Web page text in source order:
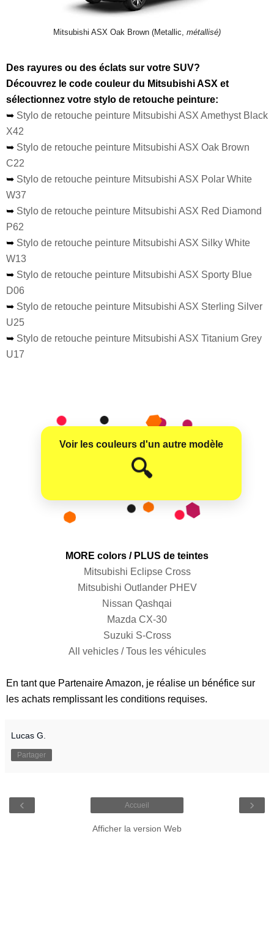
Mitsubishi ASX Oak Brown (Metallic, métallisé)
Des rayures ou des éclats sur votre SUV?
Découvrez le code couleur du Mitsubishi ASX et
sélectionnez votre stylo de retouche peinture:
➥ Stylo de retouche peinture Mitsubishi ASX Amethyst Black
X42
➥ Stylo de retouche peinture Mitsubishi ASX Oak Brown
C22
➥ Stylo de retouche peinture Mitsubishi ASX Polar White
W37
➥ Stylo de retouche peinture Mitsubishi ASX Red Diamond
P62
➥ Stylo de retouche peinture Mitsubishi ASX Silky White
W13
➥ Stylo de retouche peinture Mitsubishi ASX Sporty Blue
D06
➥ Stylo de retouche peinture Mitsubishi ASX Sterling Silver
U25
➥ Stylo de retouche peinture Mitsubishi ASX Titanium Grey
U17
😊
Voir les couleurs d'un autre modèle
🔍
MORE colors / PLUS de teintes
Mitsubishi Eclipse Cross
Mitsubishi Outlander PHEV
Nissan Qashqai
Mazda CX-30
Suzuki S-Cross
All vehicles / Tous les véhicules
En tant que Partenaire Amazon, je réalise un bénéfice sur
les achats remplissant les conditions requises.
Lucas G.
Partager
‹ ›
Accueil
Afficher la version Web